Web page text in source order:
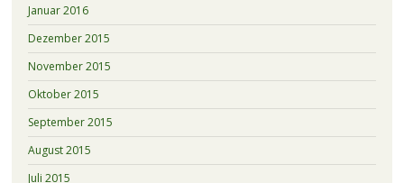
Januar 2016
Dezember 2015
November 2015
Oktober 2015
September 2015
August 2015
Juli 2015